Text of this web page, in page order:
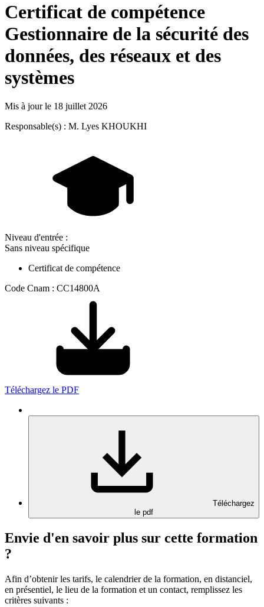
Certificat de compétence
Gestionnaire de la sécurité des
données, des réseaux et des
systèmes
Mis à jour le 18 juillet 2026
Responsable(s) : M. Lyes KHOUKHI
Niveau d'entrée :
Sans niveau spécifique
Certificat de compétence
Code Cnam : CC14800A
Téléchargez le PDF
Téléchargez
le pdf
Envie d'en savoir plus sur cette formation
?
Afin d’obtenir les tarifs, le calendrier de la formation, en distanciel,
en présentiel, le lieu de la formation et un contact, remplissez les
critères suivants :